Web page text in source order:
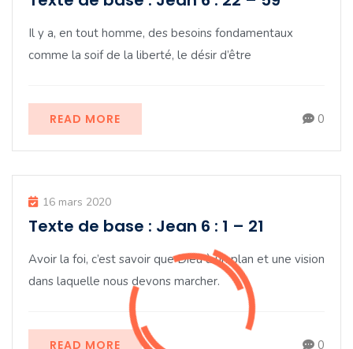
Il y a, en tout homme, des besoins fondamentaux
comme la soif de la liberté, le désir d’être
READ MORE 0
16 mars 2020
Texte de base : Jean 6 : 1 – 21
Avoir la foi, c’est savoir que Dieu à un plan et une vision
dans laquelle nous devons marcher.
READ MORE 0